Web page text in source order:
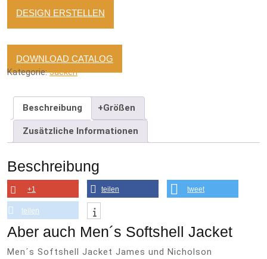
DESIGN ERSTELLEN
DOWNLOAD CATALOG
Kategorie:Jacken
Beschreibung +Größen
Zusätzliche Informationen
Beschreibung
+1 teilen tweet
teilen
Aber auch Men´s Softshell Jacket
Men´s Softshell Jacket James und Nicholson